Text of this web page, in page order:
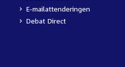
E-mailattenderingen
Debat Direct